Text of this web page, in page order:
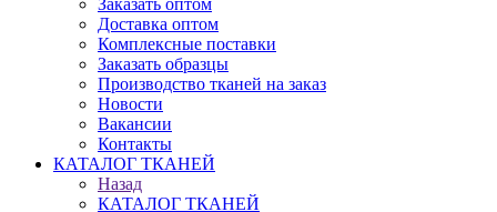
Заказать оптом
Доставка оптом
Комплексные поставки
Заказать образцы
Производство тканей на заказ
Новости
Вакансии
Контакты
КАТАЛОГ ТКАНЕЙ
Назад
КАТАЛОГ ТКАНЕЙ